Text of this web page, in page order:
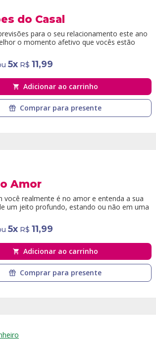
do Casal
para o seu relacionamento este ano
o momento afetivo que vocês estão
5x R$ 11,99
Adicionar ao carrinho
Comprar para presente
Amor
você realmente é no amor e entenda a sua
um jeito profundo, estando ou não em uma
5x R$ 11,99
Adicionar ao carrinho
Comprar para presente